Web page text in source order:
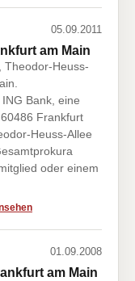
05.09.2011
am Main
Theodor-Heuss-
Bank, eine
Frankfurt
Heuss-Allee
oder einem
01.09.2008
am Main